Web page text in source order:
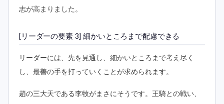
志が高まりました。
[リーダーの要素 3] 細かいところまで配慮できる
リーダーには、先を見通し、細かいところまで考え尽く
し、最善の手を打っていくことが求められます。
趙の三大天である李牧がまさにそうです。王騎との戦い、